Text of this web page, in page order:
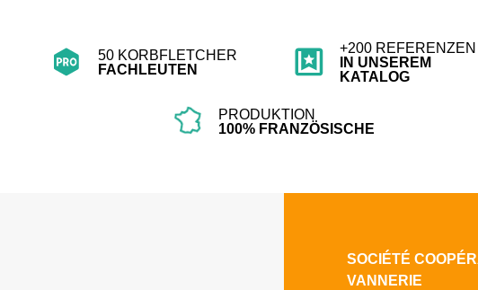
50 KORBFLETCHER
FACHLEUTEN
+200 REFERENZEN
IN UNSEREM
KATALOG
PRODUKTION
100% FRANZÖSISCHE
SOCIÉTÉ
VANNERIE